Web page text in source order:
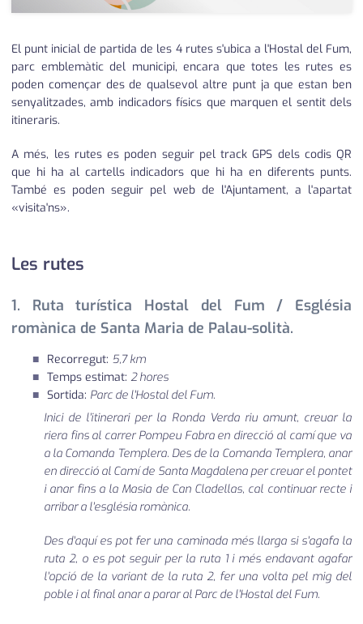
El punt inicial de partida de les 4 rutes s'ubica a l'Hostal del Fum,
parc emblemàtic del municipi, encara que totes les rutes es
poden començar des de qualsevol altre punt ja que estan ben
senyalitzades, amb indicadors físics que marquen el sentit dels
itineraris.
A més, les rutes es poden seguir pel track GPS dels codis QR
que hi ha al cartells indicadors que hi ha en diferents punts.
També es poden seguir pel web de l'Ajuntament, a l'apartat
«visita'ns».
Les rutes
1. Ruta turística Hostal del Fum / Església
romànica de Santa Maria de Palau-solità.
Recorregut: 5,7 km
Temps estimat: 2 hores
Sortida: Parc de l'Hostal del Fum.
Inici de l'itinerari per la Ronda Verda riu amunt, creuar la
riera fins al carrer Pompeu Fabra en direcció al camí que va
a la Comanda Templera. Des de la Comanda Templera, anar
en direcció al Camí de Santa Magdalena per creuar el pontet
i anar fins a la Masia de Can Cladellas, cal continuar recte i
arribar a l'església romànica.
Des d'aquí es pot fer una caminada més llarga si s'agafa la
ruta 2, o es pot seguir per la ruta 1 i més endavant agafar
l'opció de la variant de la ruta 2, fer una volta pel mig del
poble i al final anar a parar al Parc de l'Hostal del Fum.